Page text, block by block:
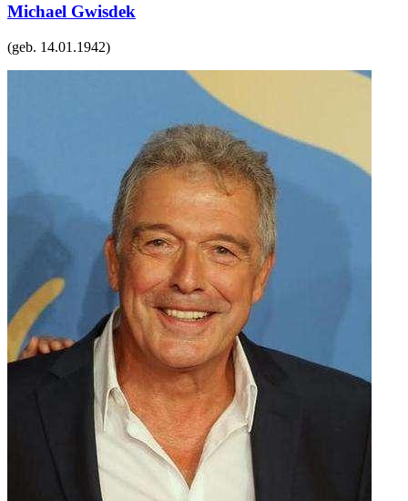
Michael Gwisdek
(geb. 14.01.1942)